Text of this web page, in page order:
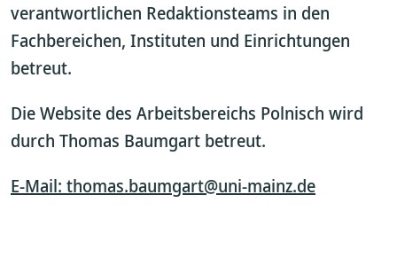
verantwortlichen Redaktionsteams in den
Fachbereichen, Instituten und Einrichtungen
betreut.
Die Website des Arbeitsbereichs Polnisch wird
durch Thomas Baumgart betreut.
E-Mail: thomas.baumgart@uni-mainz.de